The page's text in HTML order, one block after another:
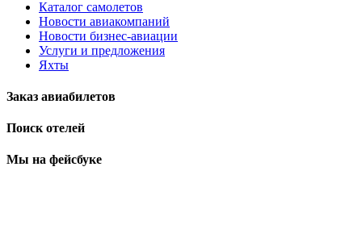
Каталог самолетов
Новости авиакомпаний
Новости бизнес-авиации
Услуги и предложения
Яхты
Заказ авиабилетов
Поиск отелей
Мы на фейсбуке